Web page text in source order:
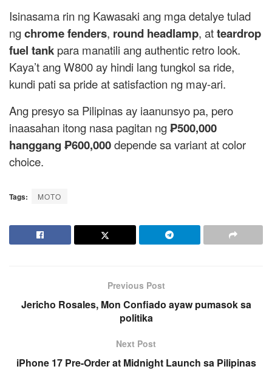
Isinasama rin ng Kawasaki ang mga detalye tulad
ngchrome fenders, round headlamp, atteardrop
fuel tank para manatili ang authentic retro look.
Kaya’t ang W800 ay hindi lang tungkol sa ride,
kundi pati sa pride at satisfaction ng may-ari.
Ang presyo sa Pilipinas ay iaanunsyo pa, pero
inaasahan itong nasa pagitan ng₱500,000
hanggang ₱600,000depende sa variant at color
choice.
Tags: MOTO
Previous Post
Jericho Rosales, Mon Confiado ayaw pumasok sa
politika
Next Post
iPhone 17 Pre-Order at Midnight Launch sa Pilipinas